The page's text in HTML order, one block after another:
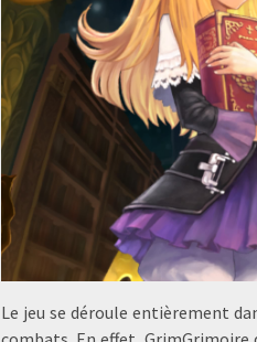
Le jeu se déroule entièrement